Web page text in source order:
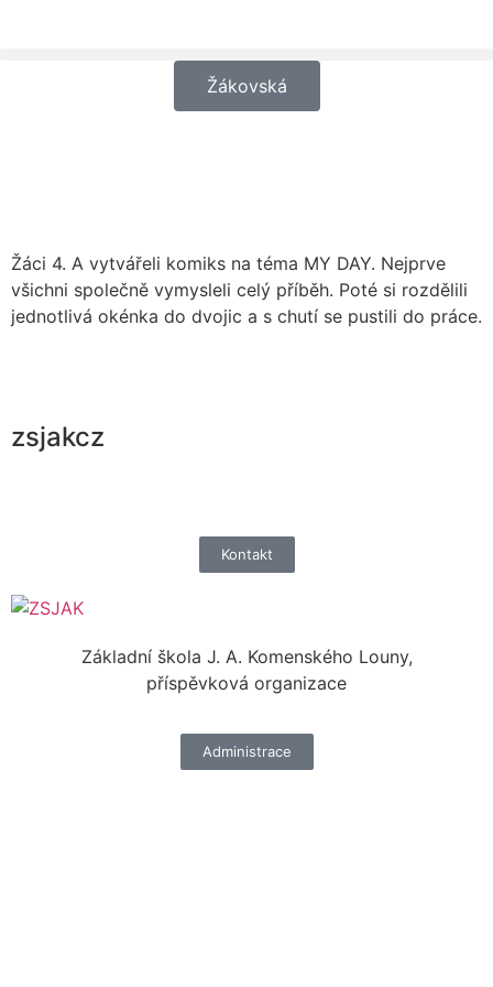
Žákovská
Žáci 4. A vytvářeli komiks na téma MY DAY. Nejprve
všichni společně vymysleli celý příběh. Poté si rozdělili
jednotlivá okénka do dvojic a s chutí se pustili do práce.
zsjakcz
Kontakt
Základní škola J. A. Komenského Louny,
příspěvková organizace
Administrace